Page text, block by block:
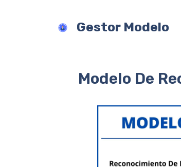
Gestor Modelo
Modelo De